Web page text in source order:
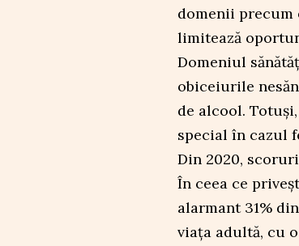
domenii precum
limitează
Domeniul
obiceiurile
de alcool.
special în cazul
Din 2020,
În ceea ce
alarmant 31%
viața adultă, cu